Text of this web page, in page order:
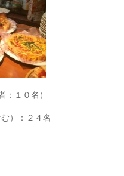
：１０名）
）：２４名